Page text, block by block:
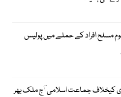
مسلح افراد کے حملے میں پولیس
کیخلاف جماعت اسلامی آج ملک بھر